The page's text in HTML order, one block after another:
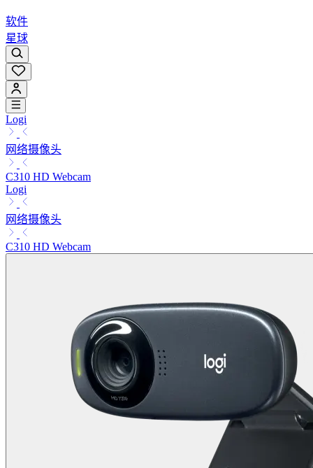
软件
星球
Logi
网络摄像头
C310 HD Webcam
Logi
网络摄像头
C310 HD Webcam